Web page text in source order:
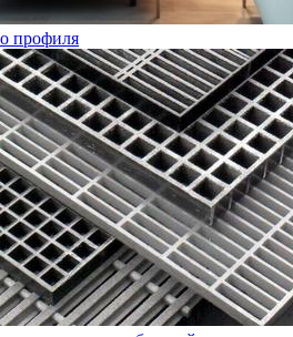
профиля